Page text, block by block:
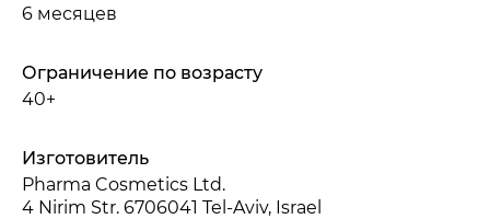
6 месяцев
Ограничение по возрасту
40+
Изготовитель
Pharma Cosmetics Ltd.
4 Nirim Str. 6706041 Tel-Aviv, Israel